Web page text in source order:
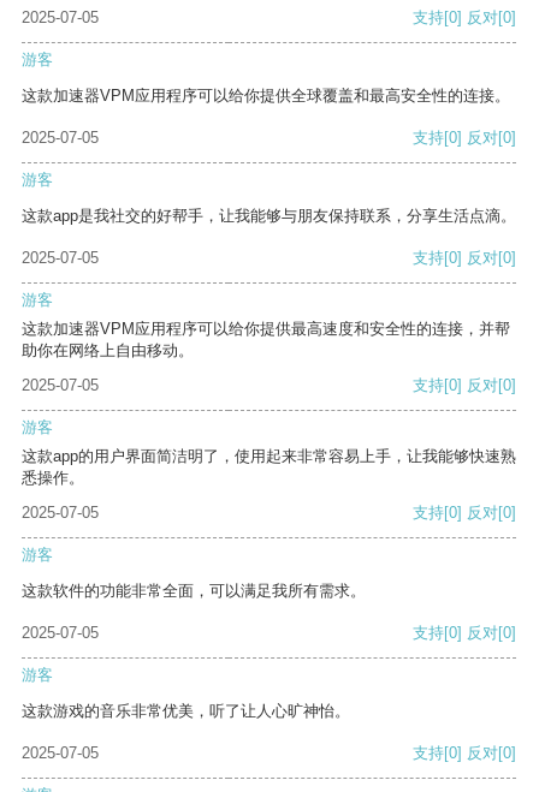
2025-07-05 支持[0] 反对[0]
游客
这款加速器VPM应用程序可以给你提供全球覆盖和最高安全性的连接。
2025-07-05 支持[0] 反对[0]
游客
这款app是我社交的好帮手，让我能够与朋友保持联系，分享生活点滴。
2025-07-05 支持[0] 反对[0]
游客
这款加速器VPM应用程序可以给你提供最高速度和安全性的连接，并帮
助你在网络上自由移动。
2025-07-05
支持[0] 反对[0]
游客
这款app的用户界面简洁明了，使用起来非常容易上手，让我能够快速熟
悉操作。
2025-07-05
支持[0] 反对[0]
游客
这款软件的功能非常全面，可以满足我所有需求。
2025-07-05 支持[0] 反对[0]
游客
这款游戏的音乐非常优美，听了让人心旷神怡。
2025-07-05 支持[0] 反对[0]